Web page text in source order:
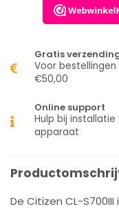
Gratis
Voor
€50,00
Online support
Hulp bij installatie
apparaat
De Citizen CL-